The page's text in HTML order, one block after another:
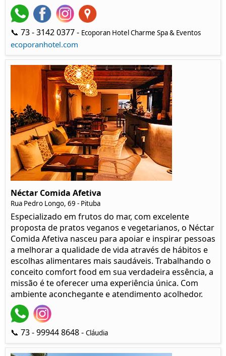
📞 73 - 3142 0377 - Ecoporan Hotel Charme Spa & Eventos
ecoporanhotel.com
Néctar Comida Afetiva
Rua Pedro Longo, 69 - Pituba
Especializado em frutos do mar, com excelente
proposta de pratos veganos e vegetarianos, o Néctar
Comida Afetiva nasceu para apoiar e inspirar pessoas
a melhorar a qualidade de vida através de hábitos e
escolhas alimentares mais saudáveis. Trabalhando o
conceito comfort food em sua verdadeira essência, a
missão é te oferecer uma experiência única. Com
ambiente aconchegante e atendimento acolhedor.
📞 73 - 99944 8648 - Cláudia